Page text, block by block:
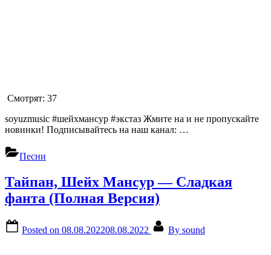
Смотрят: 37
soyuzmusic #шейхмансур #экстаз Жмите на и не пропускайте
новинки! Подписывайтесь на наш канал: …
Песни
Тайпан, Шейх Мансур — Сладкая
фанта (Полная Версия)
Posted on 08.08.202208.08.2022 By sound